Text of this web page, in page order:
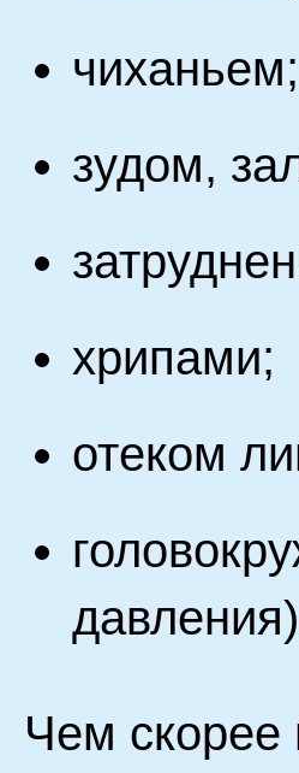
чиханьем;
зудом,
хрипами;
отеком
Чем скорее